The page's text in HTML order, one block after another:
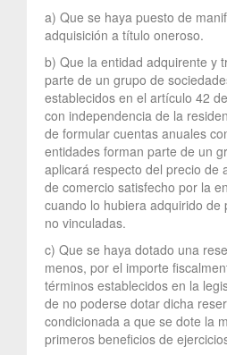
a) Que se haya puesto de
adquisición a título oneroso.
b) Que la entidad adquirente y
parte de un grupo de
establecidos en el artículo 42
con independencia de la
de formular cuentas anuales
entidades forman parte de un
aplicará respecto del precio de
de comercio satisfecho por la
cuando lo hubiera adquirido de
no vinculadas.
c) Que se haya dotado una
menos, por el importe
términos establecidos en la
de no poderse dotar dicha
condicionada a que se dote la
primeros beneficios de